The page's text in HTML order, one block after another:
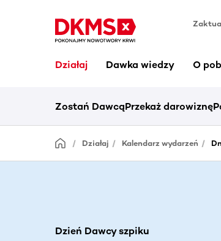
Działaj Dawka wiedzy O
Zostań DawcąPrzekaż darowiznę
Działaj Kalendarz wydarzeń
Dzień Dawcy szpiku